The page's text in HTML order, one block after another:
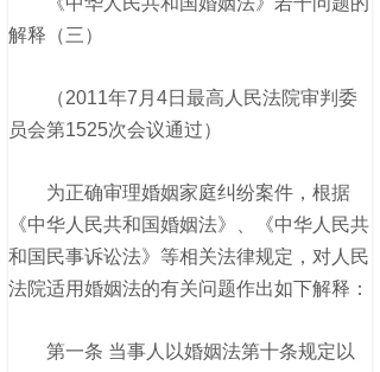
解释（三）
（2011年7月4日最高人民法院审判委
员会第1525次会议通过）
为正确审理婚姻家庭纠纷案件，根据
《中华人民共和国婚姻法》、《中华人民共
和国民事诉讼法》等相关法律规定，对人民
法院适用婚姻法的有关问题作出如下解释：
第一条 当事人以婚姻法第十条规定以